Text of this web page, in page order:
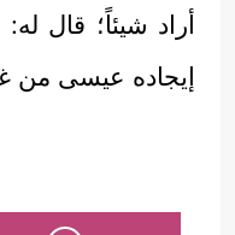
أراد شيئاً؛ قال
إيجاده عيسى من